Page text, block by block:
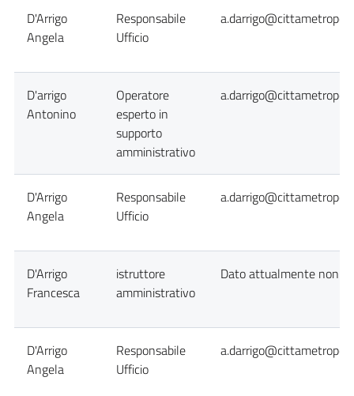
D'Arrigo
Angela
Responsabile
Ufficio
D'arrigo
Antonino
Operatore
esperto in
supporto
amministrativo
D'Arrigo
Angela
Responsabile
Ufficio
D'Arrigo
Francesca
istruttore
amministrativo
Dato attualmente non
D'Arrigo
Angela
Responsabile
Ufficio